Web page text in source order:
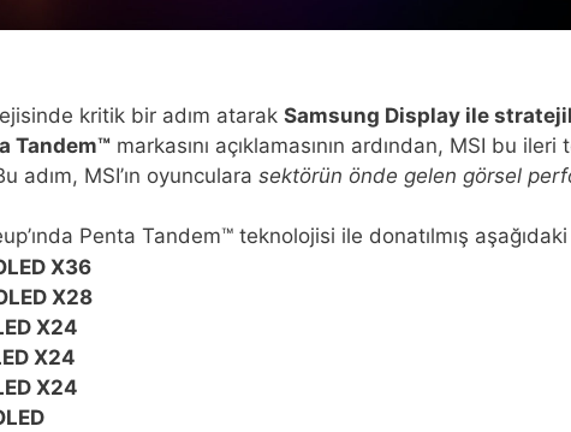
kritik bir adım atarak Samsung Display ile
Tandem™ markasını açıklamasının ardından, MSI bu
adım, MSI’ın oyunculara sektörün önde gelen görsel
Penta Tandem™ teknolojisi ile donatılmış
X36
X28
X24
X24
X24